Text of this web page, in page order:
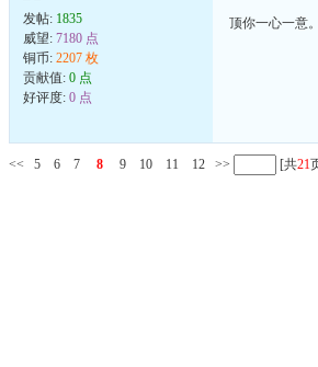
发帖: 1835
威望: 7180 点
铜币: 2207 枚
贡献值: 0 点
好评度: 0 点
顶你一心一意
<< 5 6 7 8 9 10 11 12 >> [共21